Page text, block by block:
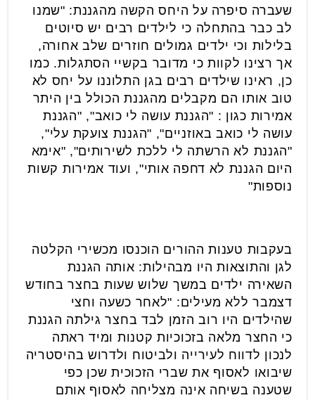
שעברה סיפרה על היחס הקשה מהגננת: "שמנו
לב כבר בהתחלה כי לילדים רבים יש סיוטים
בלילות וכי ילדים גמולים חוזרים שלב אחורה,
אך רצינו לקוות כי מדובר בקשיי הסתגלות. כמו
כן, ראינו שילדים רבים בגן התלוננו על יחס לא
טוב אותו הם מקבלים מהגננת הכולל בין היתר
אמירות כגון : "הגננת עושה לי כואב", "הגננת
עושה לי כואב באוזניים", "הגננת צועקת עלי",
"הגננת לא הרשתה לי ללכת לשירותים", "אימא
היום הגננת לא דחפה אותי", ועוד אמירות קשות
נוספות"
בעקבות טענות ההורים הוכנסו מכשירי הקלטה
לגן והתוצאות היו מבהילות: אותה הגננת
השאירה ילדים במשך שלוש שעות בחצר בחודש
דצמבר ללא מעילים: "לאחר כשעה וחצי
שהילדים היו רוב הזמן לבד בחצר גילתה הגננת
כי החצר מלאה בזכוכיות קטנות ומיד ראתה
לנכון לדווח לעירייה ולביטוח ולדרוש בהיסטריה
שיבואו לאסוף את שברי הזכוכית שכן כפי
שטענה בשיחה אינה מצליחה לאסוף אותם